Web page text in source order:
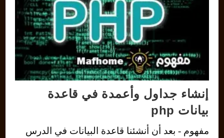
إنشاء جداول وأعمدة في قاعدة
بيانات php
مفهوم - بعد أن أنشئنا قاعدة البيانات في الدرس